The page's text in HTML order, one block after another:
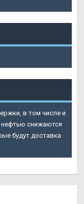
в том числе и
нефтью снижаются
будут доставка